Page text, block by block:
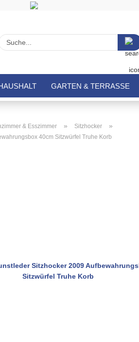
GARTEN & TERRASSE
& Esszimmer » Sitzhocker »
40cm Sitzwürfel Truhe Korb